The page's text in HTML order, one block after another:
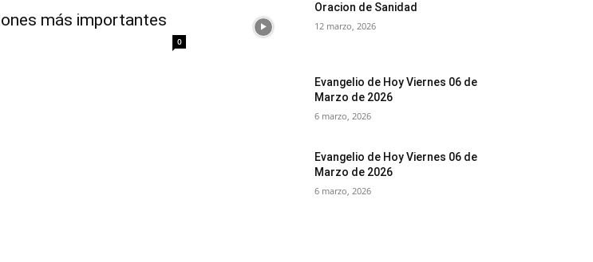
más importantes
0
Oracion de Sanidad
12 marzo, 2026
Evangelio de Hoy Viernes 06 de
Marzo de 2026
6 marzo, 2026
Evangelio de Hoy Viernes 06 de
Marzo de 2026
6 marzo, 2026